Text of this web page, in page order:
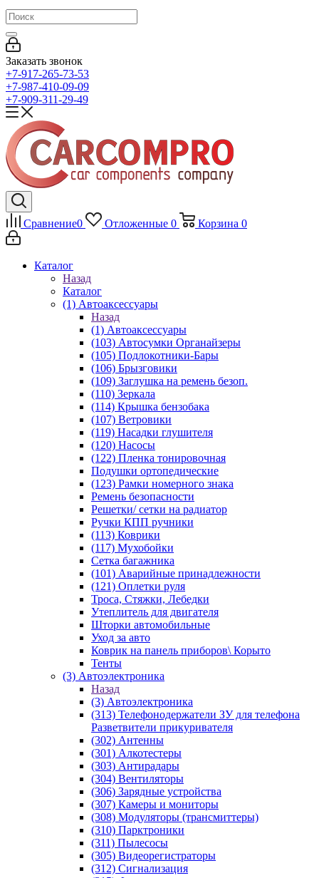
Заказать звонок
+7-917-265-73-53
+7-987-410-09-09
+7-909-311-29-49
Сравнение0 Отложенные 0 Корзина 0
Каталог
Назад
Каталог
(1) Автоаксессуары
Назад
(1) Автоаксессуары
(103) Автосумки Органайзеры
(105) Подлокотники-Бары
(106) Брызговики
(109) Заглушка на ремень безоп.
(110) Зеркала
(114) Крышка бензобака
(107) Ветровики
(119) Насадки глушителя
(120) Насосы
(122) Пленка тонировочная
Подушки ортопедические
(123) Рамки номерного знака
Ремень безопасности
Решетки/ сетки на радиатор
Ручки КПП ручники
(113) Коврики
(117) Мухобойки
Сетка багажника
(101) Аварийные принадлежности
(121) Оплетки руля
Троса, Стяжки, Лебедки
Утеплитель для двигателя
Шторки автомобильные
Уход за авто
Коврик на панель приборов\ Корыто
Тенты
(3) Автоэлектроника
Назад
(3) Автоэлектроника
(313) Телефонодержатели ЗУ для телефона
Разветвители прикуривателя
(302) Антенны
(301) Алкотестеры
(303) Антирадары
(304) Вентиляторы
(306) Зарядные устройства
(307) Камеры и мониторы
(308) Модуляторы (трансмиттеры)
(310) Парктроники
(311) Пылесосы
(305) Видеорегистраторы
(312) Сигнализация